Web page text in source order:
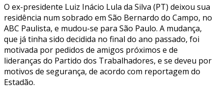
O ex-presidente Luiz Inácio Lula da Silva (PT) deixou sua
residência num sobrado em São Bernardo do Campo, no
ABC Paulista, e mudou-se para São Paulo. A mudança,
que já tinha sido decidida no final do ano passado, foi
motivada por pedidos de amigos próximos e de
lideranças do Partido dos Trabalhadores, e se deveu por
motivos de segurança, de acordo com reportagem do
Estadão.